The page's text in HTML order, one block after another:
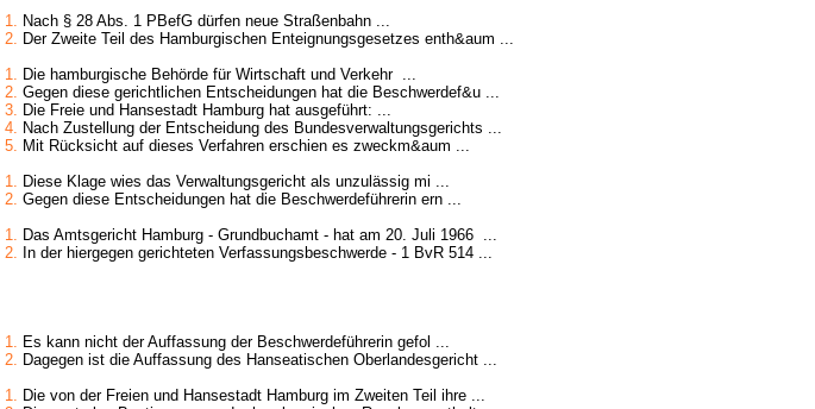
1. Nach § 28 Abs. 1 PBefG dürfen neue Straßenbahn ...
2. Der Zweite Teil des Hamburgischen Enteignungsgesetzes enth&aum ...
1. Die hamburgische Behörde für Wirtschaft und Verkehr ...
2. Gegen diese gerichtlichen Entscheidungen hat die Beschwerdef&u ...
3. Die Freie und Hansestadt Hamburg hat ausgeführt: ...
4. Nach Zustellung der Entscheidung des Bundesverwaltungsgerichts ...
5. Mit Rücksicht auf dieses Verfahren erschien es zweckm&aum ...
1. Diese Klage wies das Verwaltungsgericht als unzulässig mi ...
2. Gegen diese Entscheidungen hat die Beschwerdeführerin ern ...
1. Das Amtsgericht Hamburg - Grundbuchamt - hat am 20. Juli 1966 ...
2. In der hiergegen gerichteten Verfassungsbeschwerde - 1 BvR 514 ...
1. Es kann nicht der Auffassung der Beschwerdeführerin gefol ...
2. Dagegen ist die Auffassung des Hanseatischen Oberlandesgericht ...
1. Die von der Freien und Hansestadt Hamburg im Zweiten Teil ihre ...